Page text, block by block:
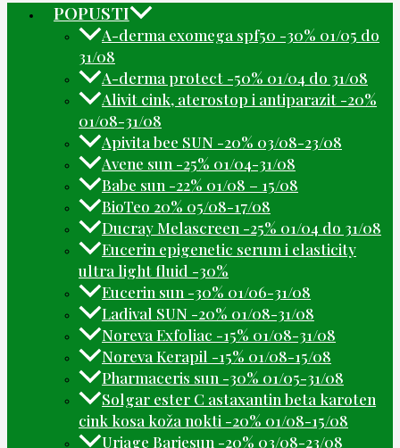
POPUSTI
A-derma exomega spf50 -30% 01/05 do
31/08
A-derma protect -50% 01/04 do 31/08
Alivit cink, aterostop i antiparazit -20%
01/08-31/08
Apivita bee SUN -20% 03/08-23/08
Avene sun -25% 01/04-31/08
Babe sun -22% 01/08 – 15/08
BioTeo 20% 05/08-17/08
Ducray Melascreen -25% 01/04 do 31/08
Eucerin epigenetic serum i elasticity
ultra light fluid -30%
Eucerin sun -30% 01/06-31/08
Ladival SUN -20% 01/08-31/08
Noreva Exfoliac -15% 01/08-31/08
Noreva Kerapil -15% 01/08-15/08
Pharmaceris sun -30% 01/05-31/08
Solgar ester C astaxantin beta karoten
cink kosa koža nokti -20% 01/08-15/08
Uriage Bariesun -20% 03/08-23/08